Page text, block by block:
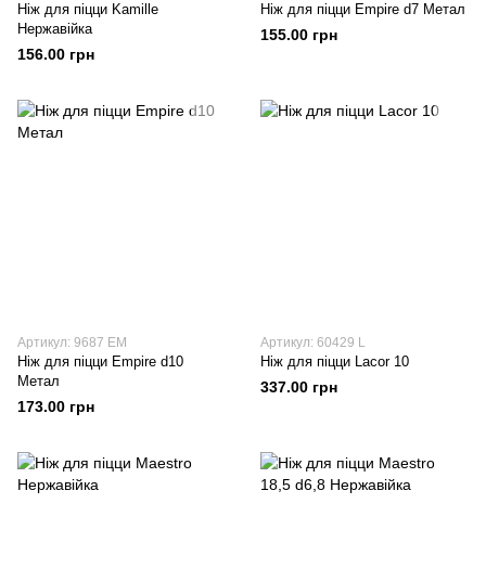
Ніж для піцци Kamille
Нержавійка
156.00 грн
Ніж для піцци Empire d7 Метал
155.00 грн
Артикул: 9687 EM
Ніж для піцци Empire d10
Метал
173.00 грн
Артикул: 60429 L
Ніж для піцци Lacor 10
337.00 грн